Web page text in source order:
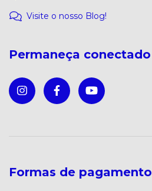
Visite o nosso Blog!
Permaneça conectado
Formas de pagamento